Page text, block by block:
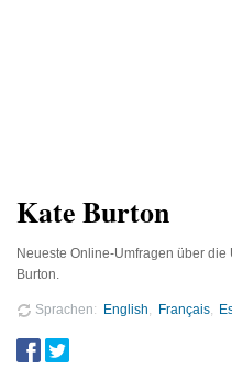
Kate Burton
Neueste Online-Umfragen über
Burton.
Sprachen English Français